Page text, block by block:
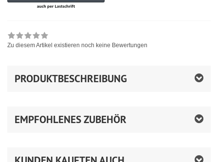
Zu diesem Artikel existieren noch keine Bewertungen
PRODUKTBESCHREIBUNG
EMPFOHLENES ZUBEHÖR